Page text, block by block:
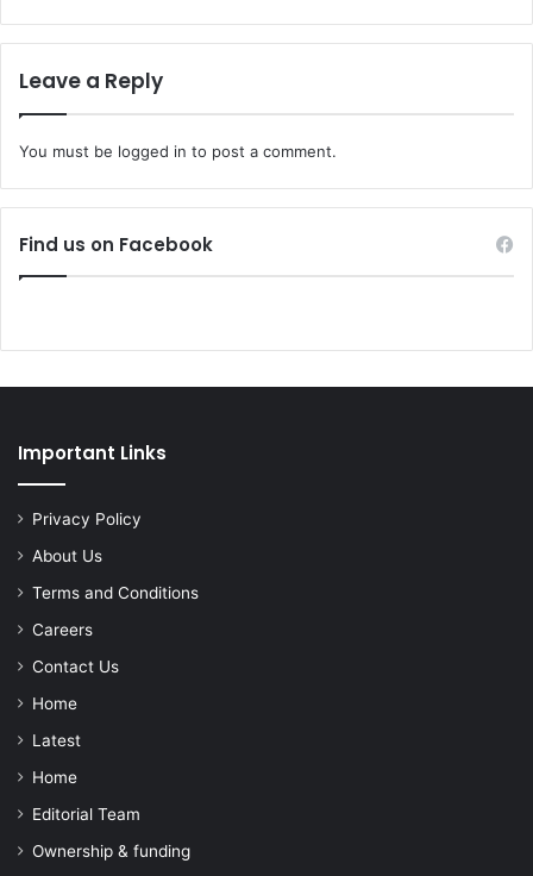
Leave a Reply
You must be logged in to post a comment.
Find us on Facebook
Important Links
Privacy Policy
About Us
Terms and Conditions
Careers
Contact Us
Home
Latest
Home
Editorial Team
Ownership & funding